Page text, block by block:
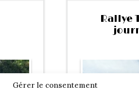
Gérer le consentement
Rallye